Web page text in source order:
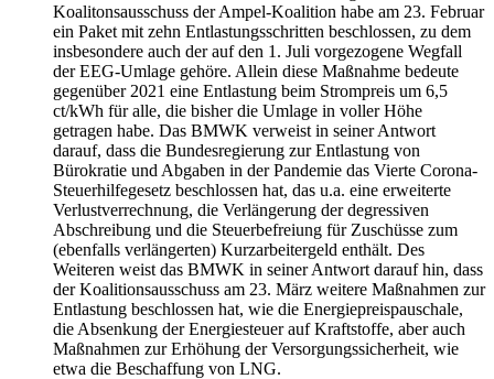
Koalitonsausschuss der Ampel-Koalition habe am 23. Februar
ein Paket mit zehn Entlastungsschritten beschlossen, zu dem
insbesondere auch der auf den 1. Juli vorgezogene Wegfall
der EEG-Umlage gehöre. Allein diese Maßnahme bedeute
gegenüber 2021 eine Entlastung beim Strompreis um 6,5
ct/kWh für alle, die bisher die Umlage in voller Höhe
getragen habe. Das BMWK verweist in seiner Antwort
darauf, dass die Bundesregierung zur Entlastung von
Bürokratie und Abgaben in der Pandemie das Vierte Corona-
Steuerhilfegesetz beschlossen hat, das u.a. eine erweiterte
Verlustverrechnung, die Verlängerung der degressiven
Abschreibung und die Steuerbefreiung für Zuschüsse zum
(ebenfalls verlängerten) Kurzarbeitergeld enthält. Des
Weiteren weist das BMWK in seiner Antwort darauf hin, dass
der Koalitionsausschuss am 23. März weitere Maßnahmen zur
Entlastung beschlossen hat, wie die Energiepreispauschale,
die Absenkung der Energiesteuer auf Kraftstoffe, aber auch
Maßnahmen zur Erhöhung der Versorgungssicherheit, wie
etwa die Beschaffung von LNG.